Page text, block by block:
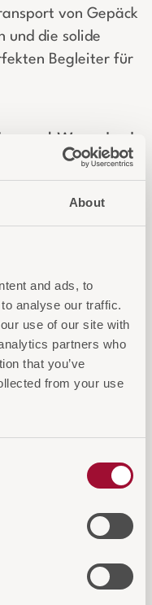
About
and ads, to
analyse our traffic.
use of our site with
partners who
that you’ve
from your use
von Gepäck
und die solide
Begleiter für
und Warenkorb
Sie auch